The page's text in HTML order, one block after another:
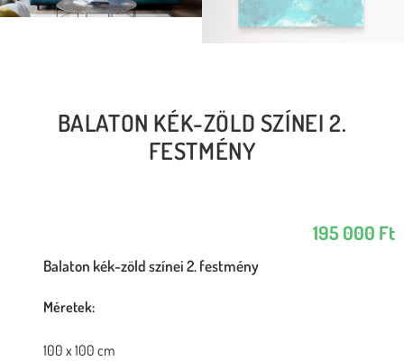
BALATON KÉK-ZÖLD SZÍNEI 2.
FESTMÉNY
195 000 Ft
Balaton kék-zöld színei 2. festmény
Méretek:
100 x 100 cm